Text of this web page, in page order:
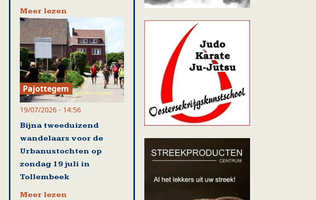
Meer lezen
Pajottegem
19/07/2026 - 14:56
Bijna tweeduizend
wandelaars voor de
Urbanustochten op
zondag 19 juli in
Tollembeek
Meer lezen